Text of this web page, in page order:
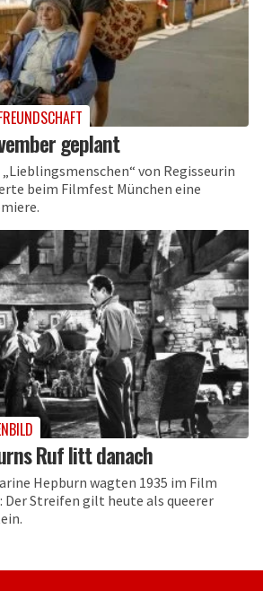
geplant
von Regisseurin
beim Filmfest München eine
Ruf litt danach
Hepburn wagten 1935 im Film
Der Streifen gilt heute als queerer